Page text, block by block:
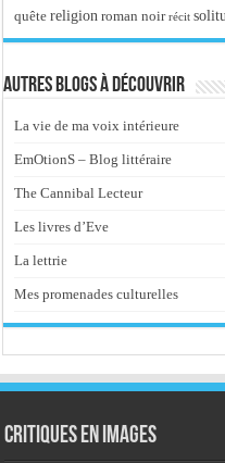
quête religion roman noir récit
Autres blogs à découvrir
La vie de ma voix intérieure
EmOtionS – Blog littéraire
The Cannibal Lecteur
Les livres d’Eve
La lettrie
Mes promenades culturelles
Critiques en images